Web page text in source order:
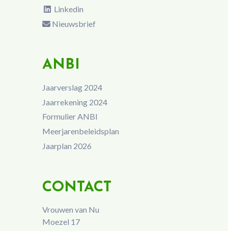
Linkedin
Nieuwsbrief
ANBI
Jaarverslag 2024
Jaarrekening 2024
Formulier ANBI
Meerjarenbeleidsplan
Jaarplan 2026
CONTACT
Vrouwen van Nu
Moezel 17